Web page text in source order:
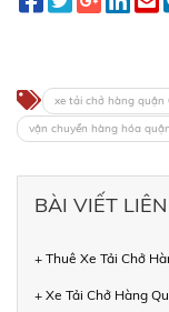
xe tải chở hàng quận
vận chuyển hàng hóa
BÀI VIẾT
+ Thuê Xe Tải Chở
+ Xe Tải Chở Hàng